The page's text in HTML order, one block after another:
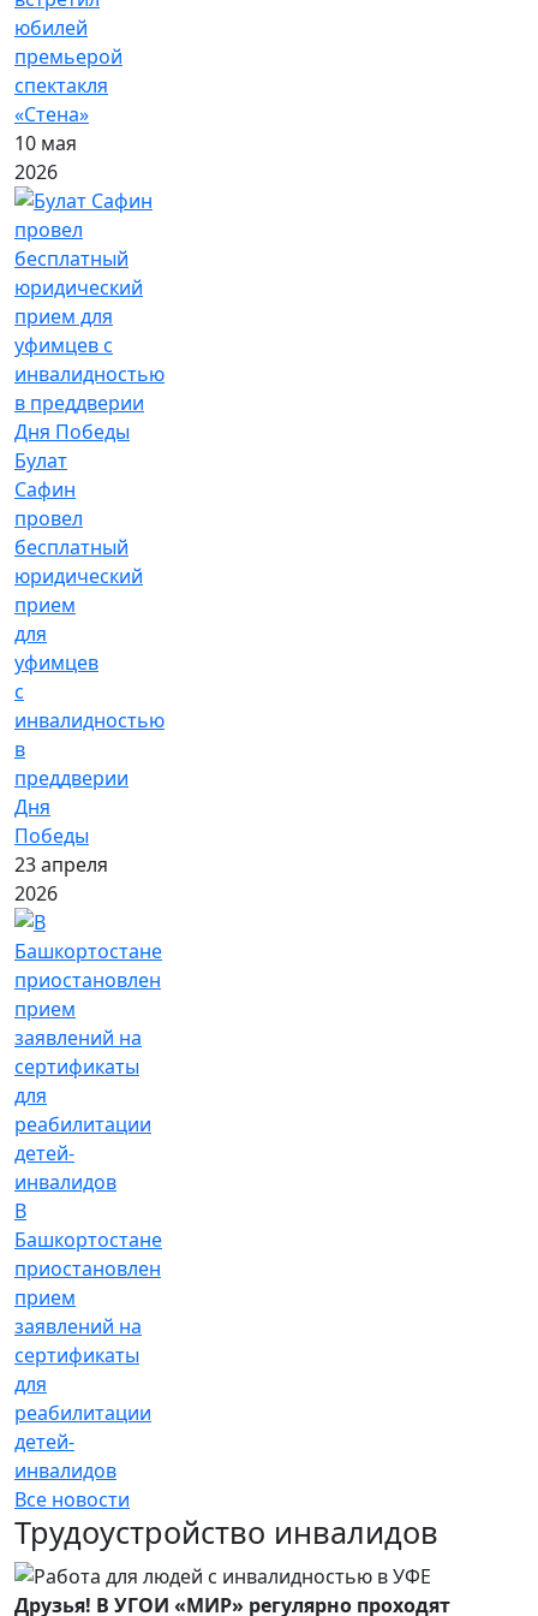
юбилей
премьерой
спектакля
«Стена»
10 мая
2026
Булат
Сафин
провел
бесплатный
юридический
прием
для
уфимцев
с
инвалидностью
в
преддверии
Дня
Победы
23 апреля
2026
В
Башкортостане
приостановлен
прием
заявлений на
сертификаты
для
реабилитации
детей-
инвалидов
Все новости
Трудоустройство инвалидов
Друзья! В УГОИ «МИР» регулярно проходят